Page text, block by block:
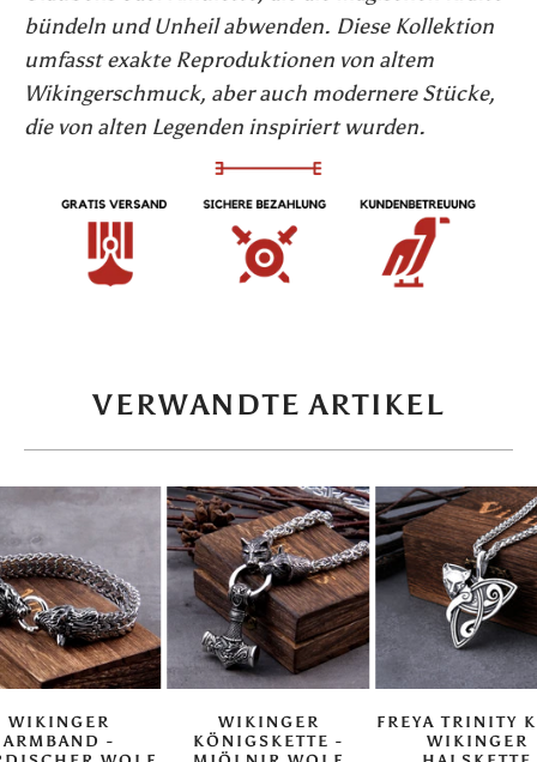
bündeln und Unheil abwenden. Diese Kollektion
umfasst exakte Reproduktionen von altem
Wikingerschmuck, aber auch modernere Stücke,
die von alten Legenden inspiriert wurden.
VERWANDTE ARTIKEL
WIKINGER
ARMBAND -
WIKINGER
KÖNIGSKETTE -
FREYA TRINITY
WIKINGER